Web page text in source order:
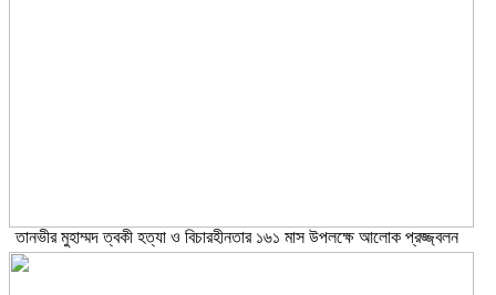
তানভীর মুহাম্মদ ত্বকী হত্যা ও বিচারহীনতার ১৬১ মাস উপলক্ষে আলোক প্রজ্জ্বলন